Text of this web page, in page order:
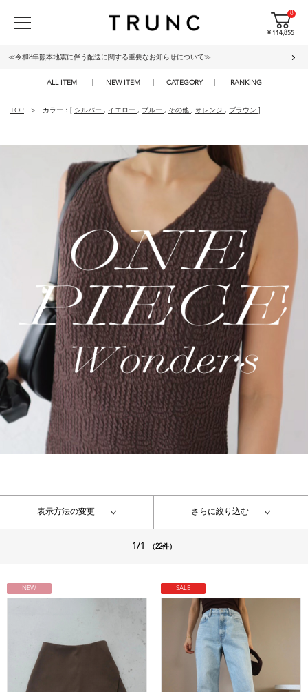
8
¥ 114,855
≪令和8年熊本地震に伴う配送に関する重要なお知らせについて≫
ALL ITEM NEW ITEM CATEGORY RANKING
TOP カラー：[ シルバー , イエロー , ブルー , その他 , オレンジ , ブラウン
表示方法の変更 さらに絞り込む
1/1 （22件）
NEW SALE